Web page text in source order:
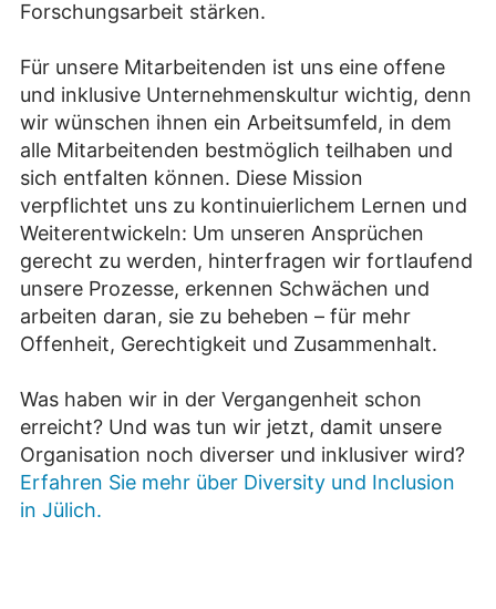
Forschungsarbeit stärken.
Für unsere Mitarbeitenden ist uns eine offene
und inklusive Unternehmenskultur wichtig, denn
wir wünschen ihnen ein Arbeitsumfeld, in dem
alle Mitarbeitenden bestmöglich teilhaben und
sich entfalten können. Diese Mission
verpflichtet uns zu kontinuierlichem Lernen und
Weiterentwickeln: Um unseren Ansprüchen
gerecht zu werden, hinterfragen wir fortlaufend
unsere Prozesse, erkennen Schwächen und
arbeiten daran, sie zu beheben – für mehr
Offenheit, Gerechtigkeit und Zusammenhalt.
Was haben wir in der Vergangenheit schon
erreicht? Und was tun wir jetzt, damit unsere
Organisation noch diverser und inklusiver wird?
Erfahren Sie mehr über Diversity und Inclusion
in Jülich.